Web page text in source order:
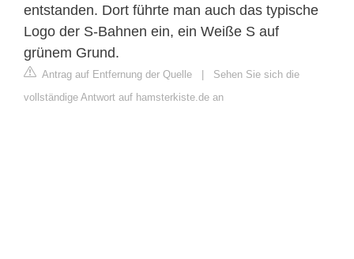
entstanden. Dort führte man auch das typische
Logo der S-Bahnen ein, ein Weiße S auf
grünem Grund.
Antrag auf Entfernung der Quelle
Sehen Sie sich die
vollständige Antwort auf hamsterkiste.de an